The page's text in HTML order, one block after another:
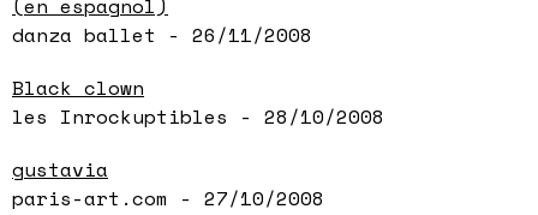
(en espagnol)
danza ballet - 26/11/2008
Black clown
les Inrockuptibles - 28/10/2008
gustavia
paris-art.com - 27/10/2008